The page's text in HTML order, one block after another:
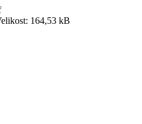
164,53 kB